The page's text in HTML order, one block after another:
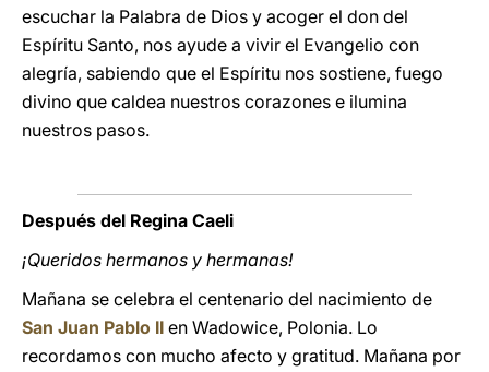
escuchar la Palabra de Dios y acoger el don del
Espíritu Santo, nos ayude a vivir el Evangelio con
alegría, sabiendo que el Espíritu nos sostiene, fuego
divino que caldea nuestros corazones e ilumina
nuestros pasos.
Después del Regina Caeli
¡Queridos hermanos y hermanas!
Mañana se celebra el centenario del nacimiento de
San Juan Pablo II en Wadowice, Polonia. Lo
recordamos con mucho afecto y gratitud. Mañana por